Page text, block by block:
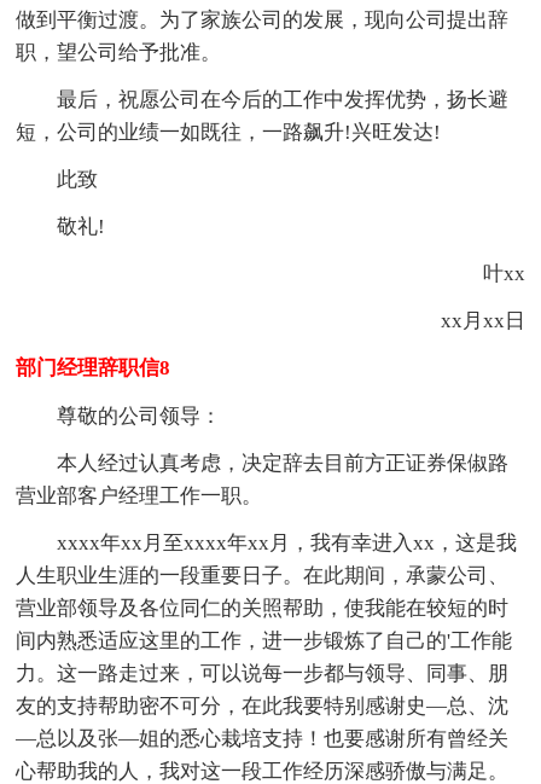
做到平衡过渡。为了家族公司的发展，现向公司提出辞
职，望公司给予批准。
最后，祝愿公司在今后的工作中发挥优势，扬长避
短，公司的业绩一如既往，一路飙升!兴旺发达!
此致
敬礼!
叶xx
xx月xx日
部门经理辞职信8
尊敬的公司领导：
本人经过认真考虑，决定辞去目前方正证券保俶路
营业部客户经理工作一职。
xxxx年xx月至xxxx年xx月，我有幸进入xx，这是我
人生职业生涯的一段重要日子。在此期间，承蒙公司、
营业部领导及各位同仁的关照帮助，使我能在较短的时
间内熟悉适应这里的工作，进一步锻炼了自己的'工作能
力。这一路走过来，可以说每一步都与领导、同事、朋
友的支持帮助密不可分，在此我要特别感谢史—总、沈
—总以及张—姐的悉心栽培支持！也要感谢所有曾经关
心帮助我的人，我对这一段工作经历深感骄傲与满足。